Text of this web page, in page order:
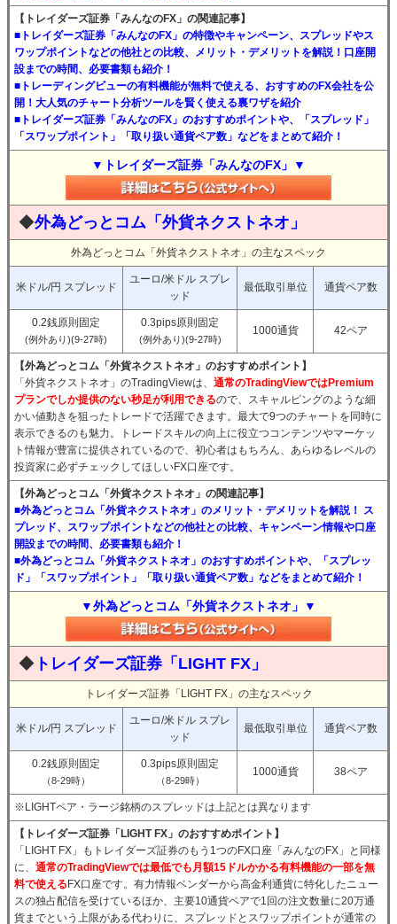
【トレイダーズ証券「みんなのFX」の関連記事】
■トレイダーズ証券「みんなのFX」の特徴やキャンペーン、スプレッドやス
ワップポイントなどの他社との比較、メリット・デメリットを解説！口座開
設までの時間、必要書類も紹介！
■トレーディングビューの有料機能が無料で使える、おすすめのFX会社を公
開！大人気のチャート分析ツールを賢く使える裏ワザを紹介
■トレイダーズ証券「みんなのFX」のおすすめポイントや、「スプレッド」
「スワップポイント」「取り扱い通貨ペア数」などをまとめて紹介！
▼トレイダーズ証券「みんなのFX」▼
◆外為どっとコム「外貨ネクストネオ」
外為どっとコム「外貨ネクストネオ」の主なスペック
米ドル/円 スプレッド
ユーロ/米ドル スプレ
ッド
最低取引単位 通貨ペア数
0.2銭原則固定
(例外あり)(9-27時)
0.3pips原則固定
(例外あり)(9-27時)
1000通貨 42ペア
【外為どっとコム「外貨ネクストネオ」のおすすめポイント】
「外貨ネクストネオ」のTradingViewは、 通常のTradingViewではPremium
プランでしか提供のない秒足が利用できるので、スキャルピングのような細
かい値動きを狙ったトレードで活躍できます。最大で9つのチャートを同時に
表示できるのも魅力。トレードスキルの向上に役立つコンテンツやマーケッ
ト情報が豊富に提供されているので、初心者はもちろん、あらゆるレベルの
投資家に必ずチェックしてほしいFX口座です。
【外為どっとコム「外貨ネクストネオ」の関連記事】
■外為どっとコム「外貨ネクストネオ」のメリット・デメリットを解説！ ス
プレッド、スワップポイントなどの他社との比較、キャンペーン情報や口座
開設までの時間、必要書類も紹介！
■外為どっとコム「外貨ネクストネオ」のおすすめポイントや、「スプレッ
ド」「スワップポイント」「取り扱い通貨ペア数」などをまとめて紹介！
▼外為どっとコム「外貨ネクストネオ」▼
◆ トレイダーズ証券「LIGHT FX」
トレイダーズ証券「LIGHT FX」の主なスペック
米ドル/円 スプレッド
ユーロ/米ドル スプレ
ッド
最低取引単位 通貨ペア数
0.2銭原則固定
（8-29時）
0.3pips原則固定
（8-29時）
1000通貨 38ペア
※LIGHTペア・ラージ銘柄のスプレッドは上記とは異なります
【トレイダーズ証券「LIGHT FX」のおすすめポイント】
「LIGHT FX」もトレイダーズ証券のもう1つのFX口座「みんなのFX」と同様
に、 通常のTradingViewでは最低でも月額15ドルかかる有料機能の一部を無
料で使える FX口座です。有力情報ベンダーから高金利通貨に特化したニュー
スの独占配信を受けているほか、主要10通貨ペアで1回の注文数量に20万通
貨までという上限がある代わりに、スプレッドとスワップポイントが通常の